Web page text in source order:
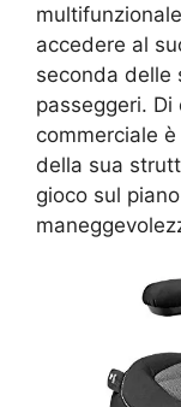
accedere al
seconda delle
passeggeri.
commerciale
della sua
gioco sul